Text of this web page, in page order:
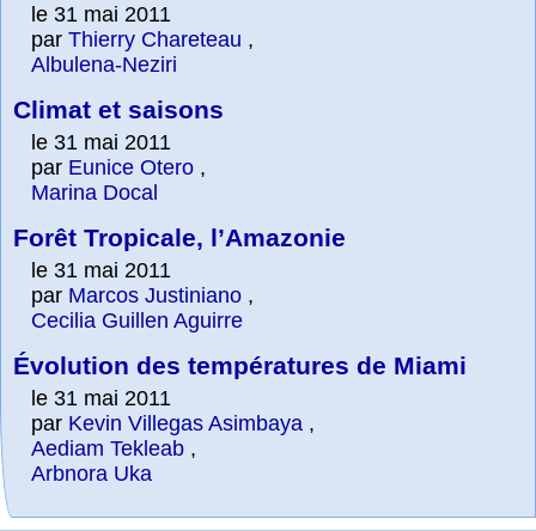
le 31 mai 2011
par Thierry Chareteau ,
Albulena-Neziri
Climat et saisons
le 31 mai 2011
par Eunice Otero ,
Marina Docal
Forêt Tropicale, l’Amazonie
le 31 mai 2011
par Marcos Justiniano ,
Cecilia Guillen Aguirre
Évolution des températures de Miami
le 31 mai 2011
par Kevin Villegas Asimbaya ,
Aediam Tekleab ,
Arbnora Uka